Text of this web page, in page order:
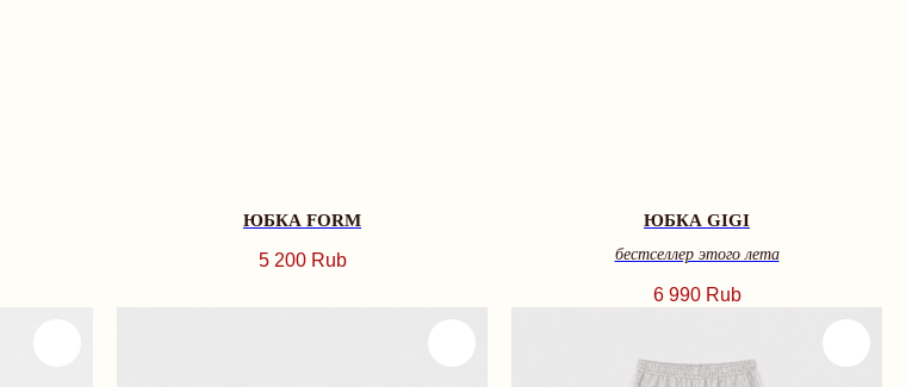
ЮБКА FORM
5 200 Rub
ЮБКА GIGI
бестселлер этого лета
6 990 Rub